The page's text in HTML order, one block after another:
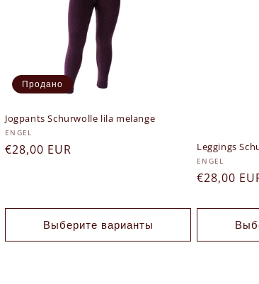
Продано
Jogpants Schurwolle lila melange
Продавец:
ENGEL
Обычная
€28,00 EUR
Выберите варианты
Leggings
Продавец:
ENGEL
Обычная
€28,00